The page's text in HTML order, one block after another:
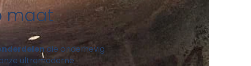
maat
die onderhevig
ultramoderne